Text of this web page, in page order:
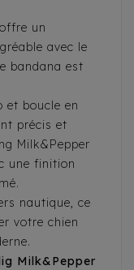
un
avec le
bandana est
et boucle en
précis et
Milk&Pepper
une finition
nautique, ce
votre chien
Milk&Pepper